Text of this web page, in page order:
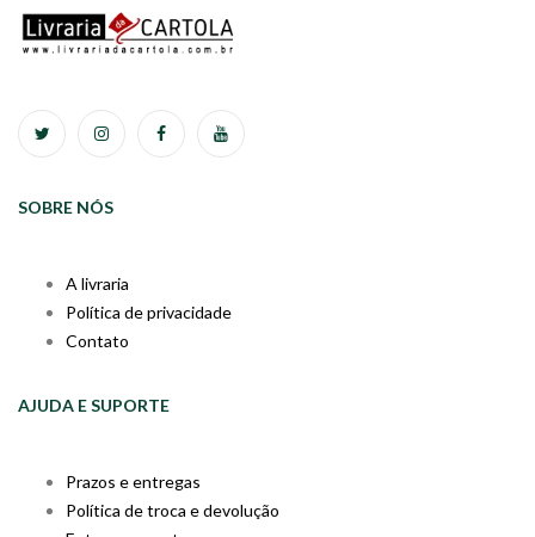
SOBRE NÓS
A livraria
Política de privacidade
Contato
AJUDA E SUPORTE
Prazos e entregas
Política de troca e devolução